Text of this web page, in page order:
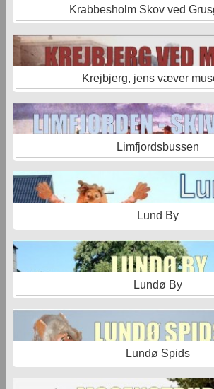
Krabbesholm Skov ved
Krejbjerg, jens væver
Limfjordsbussen
Lund By
Lundø By
Lundø Spids